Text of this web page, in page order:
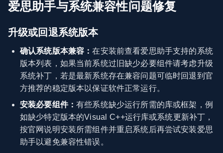
爱思助手与系统兼容性问题修复
升级或回退系统版本
确认系统版本兼容：在安装前查看爱思助手支持的系统
版本列表，如果当前系统过旧缺少必要组件请考虑升级
系统补丁，若是最新系统存在兼容问题可临时回退到官
方推荐的稳定版本以保证软件正常运行。
安装必要组件：有些系统缺少运行所需的库或框架，例
如缺少特定版本的Visual C++运行库或系统更新补丁，
按官网说明安装所需组件并重启系统后再尝试安装爱思
助手以避免兼容性错误。